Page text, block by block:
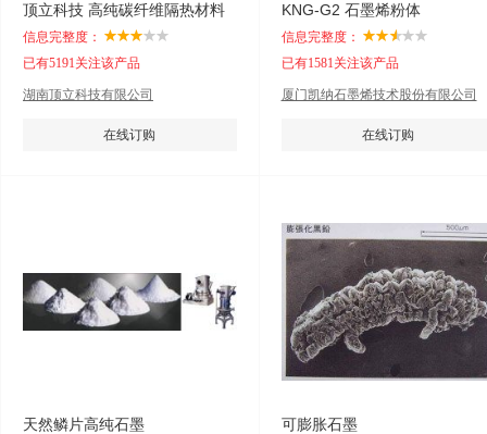
顶立科技 高纯碳纤维隔热材料
信息完整度：
已有5191关注该产品
湖南顶立科技有限公司
在线订购
KNG-G2 石墨烯粉体
信息完整度：
已有1581关注该产品
厦门凯纳石墨烯技术股份有限公司
在线订购
天然鳞片高纯石墨 可膨胀石墨